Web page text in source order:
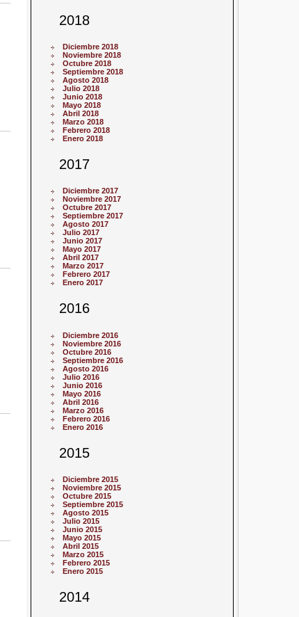
2018
Diciembre 2018
Noviembre 2018
Octubre 2018
Septiembre 2018
Agosto 2018
Julio 2018
Junio 2018
Mayo 2018
Abril 2018
Marzo 2018
Febrero 2018
Enero 2018
2017
Diciembre 2017
Noviembre 2017
Octubre 2017
Septiembre 2017
Agosto 2017
Julio 2017
Junio 2017
Mayo 2017
Abril 2017
Marzo 2017
Febrero 2017
Enero 2017
2016
Diciembre 2016
Noviembre 2016
Octubre 2016
Septiembre 2016
Agosto 2016
Julio 2016
Junio 2016
Mayo 2016
Abril 2016
Marzo 2016
Febrero 2016
Enero 2016
2015
Diciembre 2015
Noviembre 2015
Octubre 2015
Septiembre 2015
Agosto 2015
Julio 2015
Junio 2015
Mayo 2015
Abril 2015
Marzo 2015
Febrero 2015
Enero 2015
2014